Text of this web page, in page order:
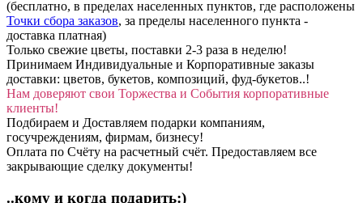
(бесплатно, в пределах населенных пунктов, где расположены
Точки сбора заказов, за пределы населенного пункта -
доставка платная)
Только свежие цветы, поставки 2-3 раза в неделю!
Принимаем Индивидуальные и Корпоративные заказы
доставки: цветов, букетов, композиций, фуд-букетов..!
Нам доверяют свои Торжества и События корпоративные
клиенты!
Подбираем и Доставляем подарки компаниям,
госучреждениям, фирмам, бизнесу!
Оплата по Счёту на расчетный счёт. Предоставляем все
закрывающие сделку документы!
..кому и когда подарить:)